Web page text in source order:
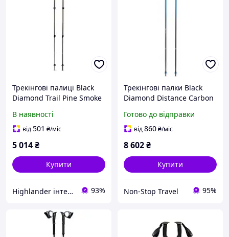
Трекінгові палиці Black
Diamond Trail Pine Smoke
В наявності
від501 ₴/міс
5 014₴
Купити
Highlander інтернет-магазин 93%
Трекінгові палки Black
Diamond Distance Carbon
Готово до відправки
від860₴/міс
8 602₴
Купити
Non-Stop Travel 95%